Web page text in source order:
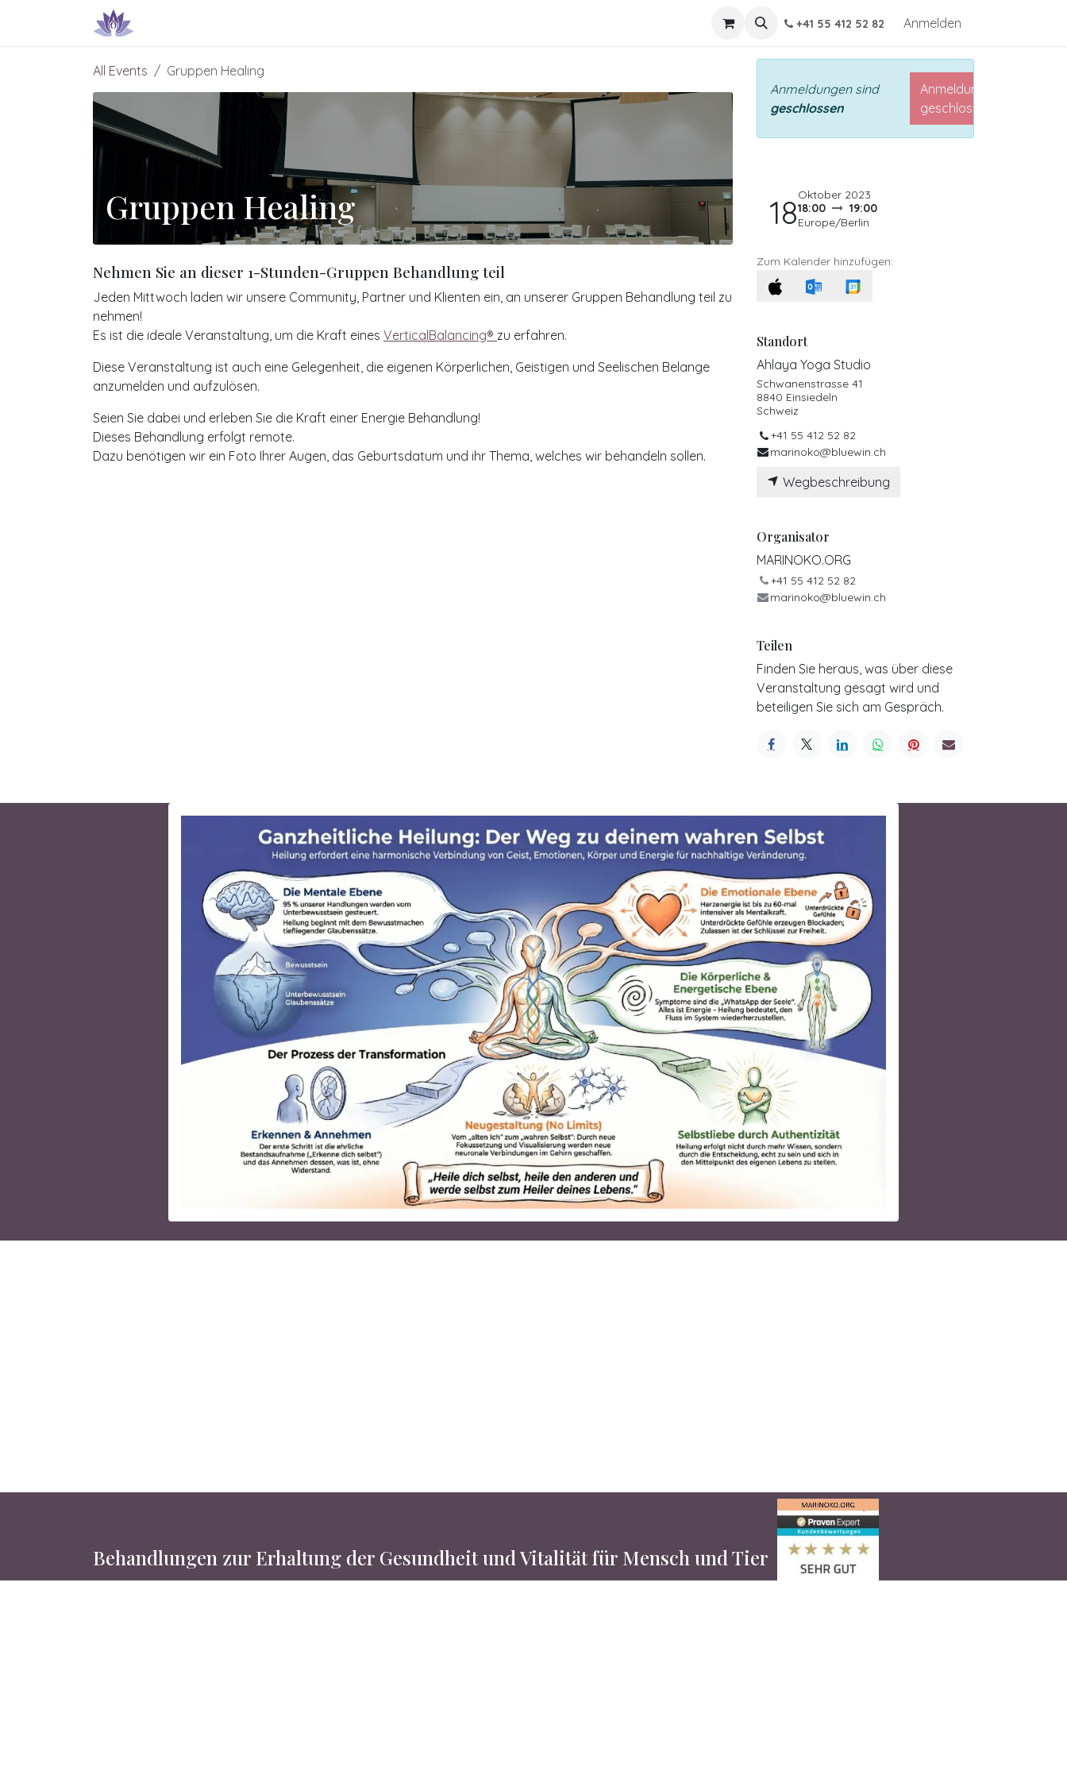
Zum Inhalt springen
+41 55 412 52 82 Anmelden
All Events Gruppen Healing
Gruppen Healing
Nehmen Sie an dieser 1-Stunden-Gruppen Behandlung teil
Jeden Mittwoch laden wir unsere Community, Partner und Klienten ein, an unserer Gruppen Behandlung teil zu
nehmen!
Es ist die ideale Veranstaltung, um die Kraft eines VerticalBalancing® zu erfahren.
Diese Veranstaltung ist auch eine Gelegenheit, die eigenen Körperlichen, Geistigen und Seelischen Belange
anzumelden und aufzulösen.
Seien Sie dabei und erleben Sie die Kraft einer Energie Behandlung!
Dieses Behandlung erfolgt remote.
Dazu benötigen wir ein Foto Ihrer Augen, das Geburtsdatum und ihr Thema, welches wir behandeln sollen.
Anmeldungen sind
geschlossen
Anmeldungen
geschlossen
18Oktober 2023
18:00
19:00
Europe/Berlin
Zum Kalender hinzufügen:
Standort
Ahlaya Yoga Studio
Schwanenstrasse 41
8840 Einsiedeln
Schweiz
+41 55 412 52 82
marinoko@bluewin.ch
Wegbeschreibung
Organisator
MARINOKO.ORG
+41 55 412 52 82
marinoko@bluewin.ch
Teilen
Finden Sie heraus, was über diese
Veranstaltung gesagt wird und
beteiligen Sie sich am Gespräch.
Behandlungen zur Erhaltung der Gesundheit und Vitalität für Mensch und Tier